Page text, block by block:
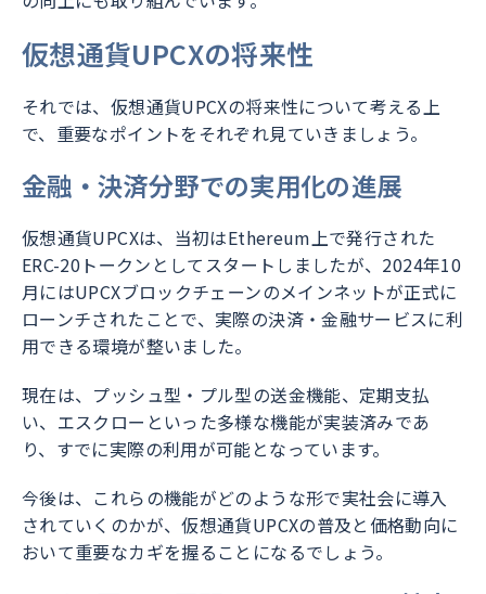
仮想通貨UPCXの将来性
それでは、仮想通貨UPCXの将来性について考える上
で、重要なポイントをそれぞれ見ていきましょう。
金融・決済分野での実用化の進展
仮想通貨UPCXは、当初はEthereum上で発行された
ERC-20トークンとしてスタートしましたが、2024年10
月にはUPCXブロックチェーンのメインネットが正式に
ローンチされたことで、実際の決済・金融サービスに利
用できる環境が整いました。
現在は、プッシュ型・プル型の送金機能、定期支払
い、エスクローといった多様な機能が実装済みであ
り、すでに実際の利用が可能となっています。
今後は、これらの機能がどのような形で実社会に導入
されていくのかが、仮想通貨UPCXの普及と価格動向に
おいて重要なカギを握ることになるでしょう。